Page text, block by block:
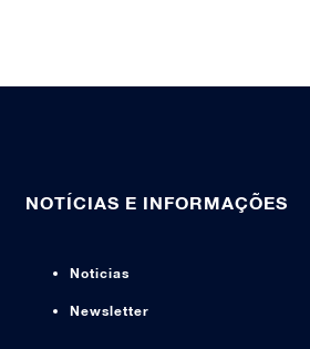
NOTÍCIAS E INFORMAÇÕES
Noticias
Newsletter